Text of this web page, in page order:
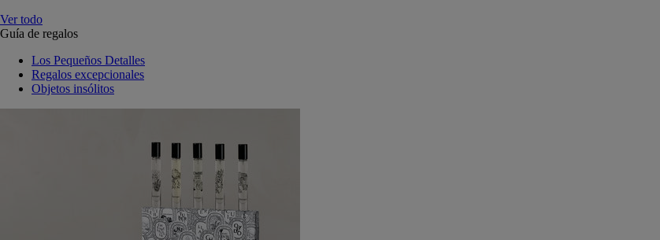
Ver todo
Guía de regalos
Los Pequeños Detalles
Regalos excepcionales
Objetos insólitos